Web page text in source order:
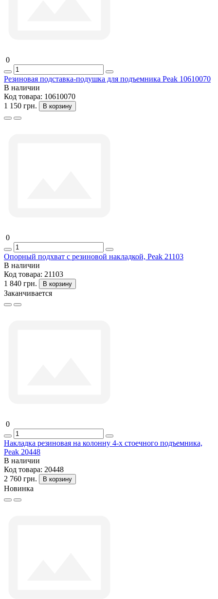
0
Резиновая подставка-подушка для подъемника Peak 10610070
В наличии
Код товара: 10610070
1 150 грн.
В корзину
0
Опорный подхват с резиновой накладкой, Peak 21103
В наличии
Код товара: 21103
1 840 грн.
В корзину
Заканчивается
0
Накладка резиновая на колонну 4-х стоечного подъемника,
Peak 20448
В наличии
Код товара: 20448
2 760 грн.
В корзину
Новинка